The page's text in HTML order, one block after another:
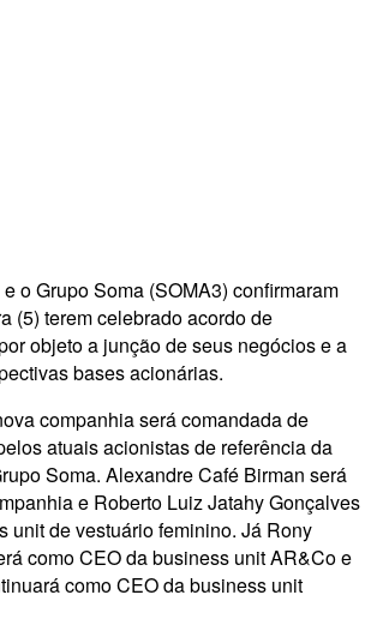
o Grupo Soma (SOMA3) confirmaram
(5) terem celebrado acordo de
objeto a junção de seus negócios e a
bases acionárias.
companhia será comandada de
atuais acionistas de referência da
Soma. Alexandre Café Birman será
e Roberto Luiz Jatahy Gonçalves
unit de vestuário feminino. Já Rony
como CEO da business unit AR&Co e
como CEO da business unit